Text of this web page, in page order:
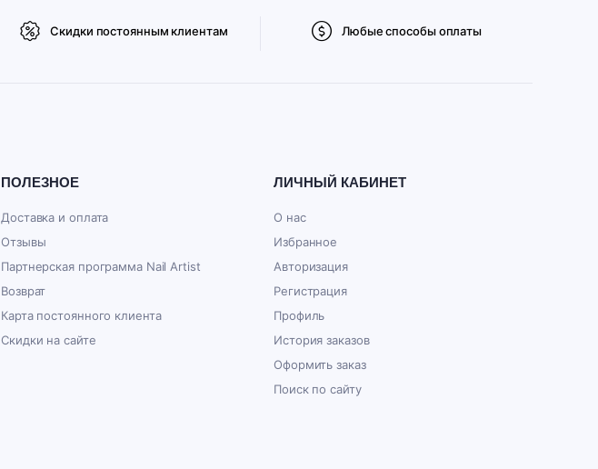
Скидки постоянным клиентам Любые способы оплаты
ПОЛЕЗНОЕ
Доставка и оплата
Отзывы
Партнерская программа Nail Artist
Возврат
Карта постоянного клиента
Скидки на сайте
ЛИЧНЫЙ КАБИНЕТ
О нас
Избранное
Авторизация
Регистрация
Профиль
История заказов
Оформить заказ
Поиск по сайту